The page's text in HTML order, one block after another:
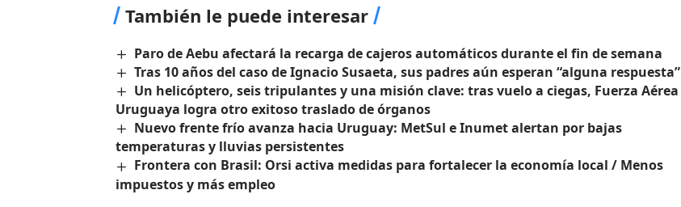
También le puede interesar
Paro de Aebu afectará la recarga de cajeros automáticos durante el fin de semana
Tras 10 años del caso de Ignacio Susaeta, sus padres aún esperan “alguna respuesta”
Un helicóptero, seis tripulantes y una misión clave: tras vuelo a ciegas, Fuerza Aérea
Uruguaya logra otro exitoso traslado de órganos
Nuevo frente frío avanza hacia Uruguay: MetSul e Inumet alertan por bajas
temperaturas y lluvias persistentes
Frontera con Brasil: Orsi activa medidas para fortalecer la economía local / Menos
impuestos y más empleo